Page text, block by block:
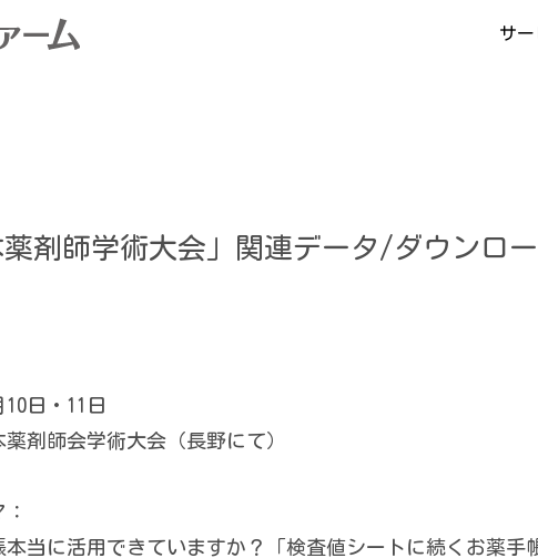
サー
薬剤師学術大会」関連データ/ダウンロ
10日・11日
薬剤師会学術大会（長野にて）
本当に活用できていますか？「検査値シートに続くお薬